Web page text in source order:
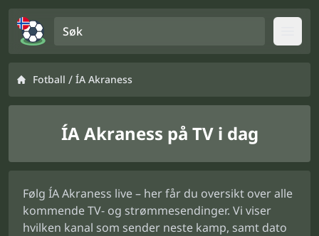
Fotball / ÍA Akraness
ÍA Akraness på TV i dag
Følg ÍA Akraness live – her får du oversikt over alle
kommende TV- og strømmesendinger. Vi viser
hvilken kanal som sender neste kamp, samt dato